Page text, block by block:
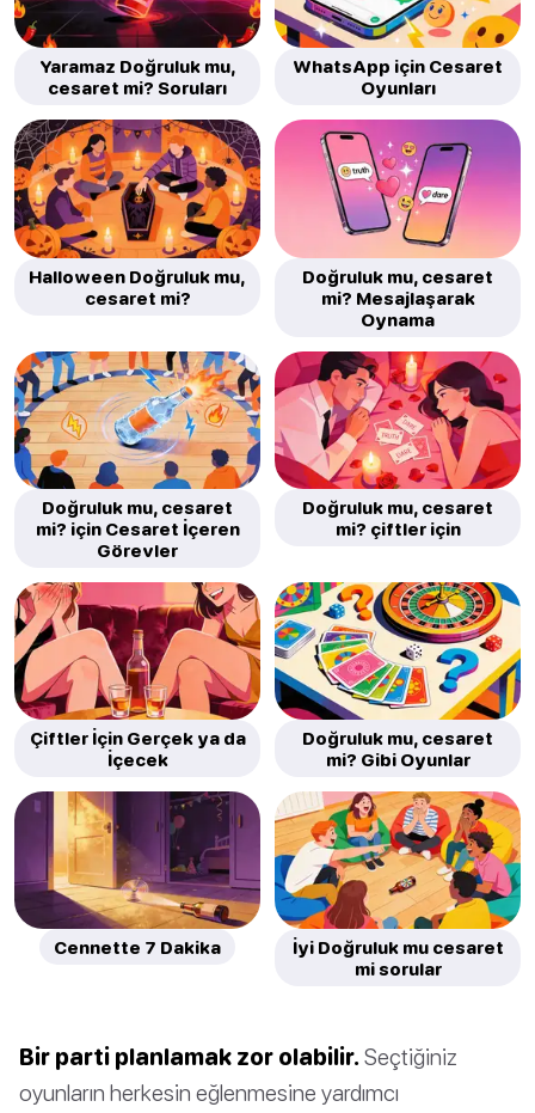
Yaramaz Doğruluk mu,
cesaret mi? Soruları
WhatsApp için Cesaret
Oyunları
Halloween Doğruluk mu,
cesaret mi?
Doğruluk mu, cesaret
mi? Mesajlaşarak
Oynama
Doğruluk mu, cesaret
mi? için Cesaret İçeren
Görevler
Doğruluk mu, cesaret
mi? çiftler için
Çiftler İçin Gerçek ya da
İçecek
Doğruluk mu, cesaret
mi? Gibi Oyunlar
Cennette 7 Dakika
İyi Doğruluk mu cesaret
mi sorular
Bir parti planlamak zor olabilir. Seçtiğiniz
oyunların herkesin eğlenmesine yardımcı